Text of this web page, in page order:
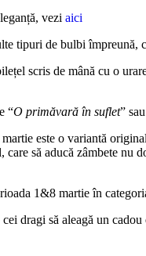
vezi aici
tipuri de bulbi împreună,
scris de mână cu o
“O primăvară în suflet”
este o variantă
să aducă zâmbete
1&8 martie în
dragi să aleagă un